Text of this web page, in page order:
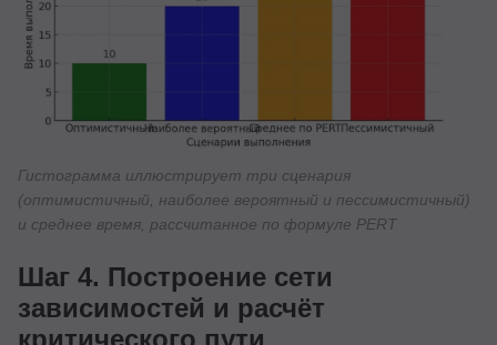
Гистограмма иллюстрирует три сценария
(оптимистичный, наиболее вероятный и пессимистичный)
и среднее время, рассчитанное по формуле PERT
Шаг 4. Построение сети
зависимостей и расчёт
критического пути